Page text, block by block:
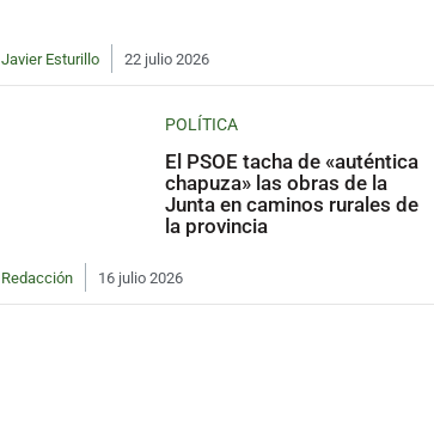
Javier Esturillo 22 julio 2026
POLÍTICA
El PSOE tacha de «auténtica
chapuza» las obras de la
Junta en caminos rurales de
la provincia
Redacción 16 julio 2026